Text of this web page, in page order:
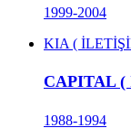
1999-2004
KIA (
CAPITAL
1988-1994